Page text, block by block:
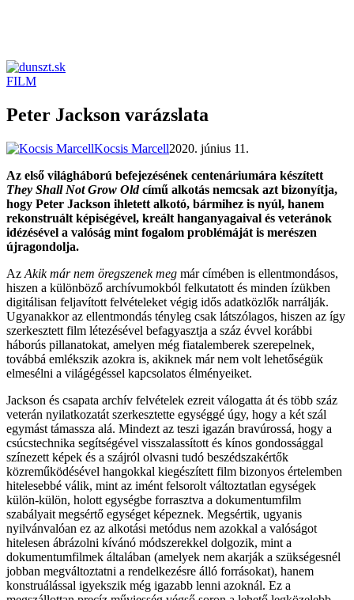
FILM
Peter Jackson varázslata
Kocsis Marcell2020. június 11.
Az első világháború befejezésének centenáriumára készített
They Shall Not Grow Oldcímű alkotás nemcsak azt bizonyítja,
hogy Peter Jackson ihletett alkotó, bármihez is nyúl, hanem
rekonstruált képiségével, kreált hanganyagaival és veteránok
idézésével a valóság mint fogalom problémáját is merészen
újragondolja.
Az Akik már nem öregszenek meg már címében is ellentmondásos,
hiszen a különböző archívumokból felkutatott és minden ízükben
digitálisan feljavított felvételeket végig idős adatközlők narrálják.
Ugyanakkor az ellentmondás tényleg csak látszólagos, hiszen az így
szerkesztett film létezésével befagyasztja a száz évvel korábbi
háborús pillanatokat, amelyen még fiatalemberek szerepelnek,
továbbá emlékszik azokra is, akiknek már nem volt lehetőségük
elmesélni a világégéssel kapcsolatos élményeiket.
Jackson és csapata archív felvételek ezreit válogatta át és több száz
veterán nyilatkozatát szerkesztette egységgé úgy, hogy a két szál
egymást támassza alá. Mindezt az teszi igazán bravúrossá, hogy a
csúcstechnika segítségével visszalassított és kínos gondossággal
színezett képek és a szájról olvasni tudó beszédszakértők
közreműködésével hangokkal kiegészített film bizonyos értelemben
hitelesebbé válik, mint az imént felsorolt változtatlan egységek
külön-külön, holott egységbe forrasztva a dokumentumfilm
szabályait megsértő egységet képeznek. Megsértik, ugyanis
nyilvánvalóan ez az alkotási metódus nem azokkal a valóságot
hitelesen ábrázolni kívánó módszerekkel dolgozik, mint a
dokumentumfilmek általában (amelyek nem akarják a szükségesnél
jobban megváltoztatni a rendelkezésre álló forrásokat), hanem
konstruálással igyekszik még igazabb lenni azoknál. Ez a